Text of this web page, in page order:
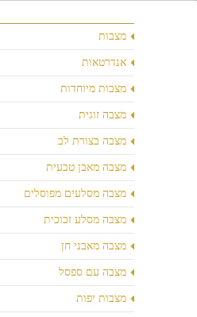
מצבות
אנדרטאות
מצבות מיוחדות
מצבה זוגית
מצבה בצורת לב
מצבה מאבן טבעית
מצבה מסלעים מפוסלים
מצבה מסלע זכוכית
מצבה מאבני חן
מצבה עם ספסל
מצבות יפות